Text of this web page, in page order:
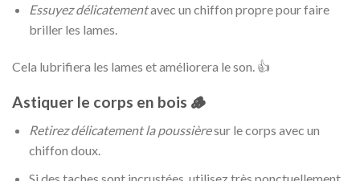
Essuyez délicatementavec un chiffon propre pour faire
briller les lames.
Cela lubrifiera les lames et améliorera le son. 👍
Astiquer le corps en bois 🪵
Retirez délicatement la poussièresur le corps avec un
chiffon doux.
Si des taches sont incrustées, utilisez très ponctuellement